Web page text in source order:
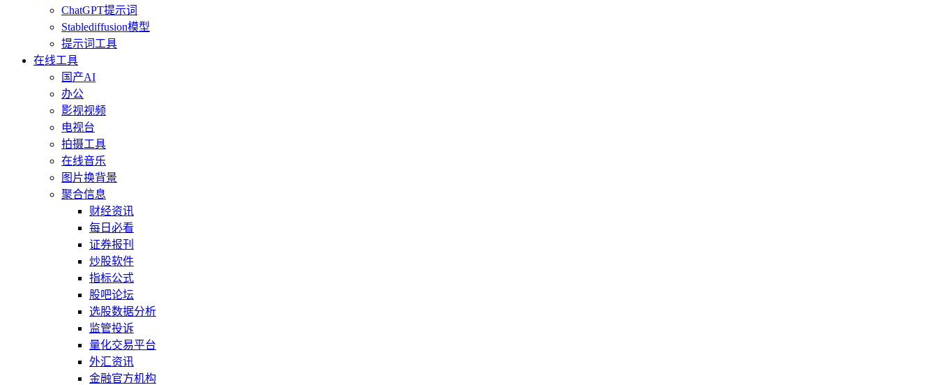
ChatGPT提示词
Stablediffusion模型
提示词工具
在线工具
国产AI
办公
影视视频
电视台
拍摄工具
在线音乐
图片换背景
聚合信息
财经资讯
每日必看
证券报刊
炒股软件
指标公式
股吧论坛
选股数据分析
监管投诉
量化交易平台
外汇资讯
金融官方机构